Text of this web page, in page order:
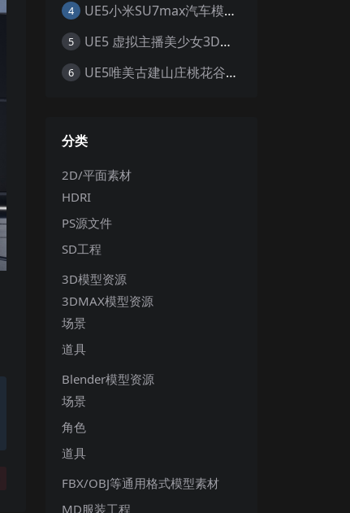
4 UE5小米SU7max汽车模型场景工程UE5设计素材写实风格汽车工程
5 UE5 虚拟主播美少女3D模型 赛博朋克风职业套装 游戏角色素材
6 UE5唯美古建山庄桃花谷武侠门派远山植物建筑群寺庙宫殿场景
分类
2D/平面素材
HDRI
PS源文件
SD工程
3D模型资源
3DMAX模型资源
场景
道具
Blender模型资源
场景
角色
道具
FBX/OBJ等通用格式模型素材
MD服装工程